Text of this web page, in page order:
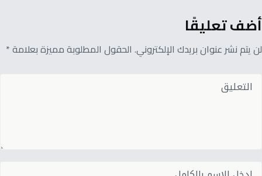
أضف تعليقًا
لن يتم نشر عنوان بريدك الإلكتروني. الحقول المطلوبة مميزة بعلامة *